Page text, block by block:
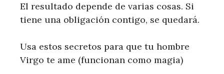
El resultado depende de varias cosas. Si
tiene una obligación contigo, se quedará.
Usa estos secretos para que tu hombre
Virgo te ame (funcionan como magia)